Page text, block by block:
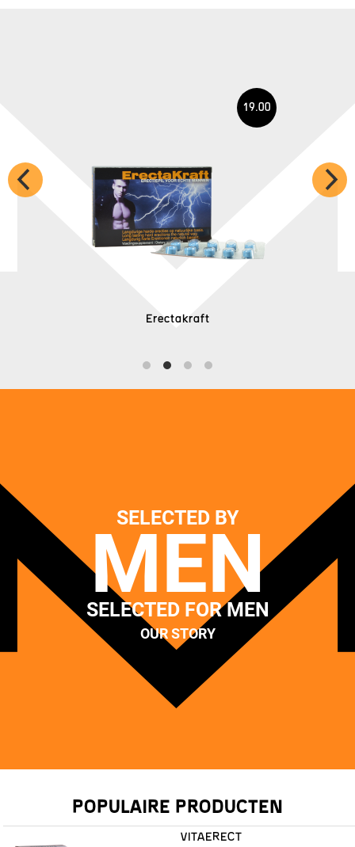
19.00
Erectakraft
SELECTED BY
MEN
SELECTED FOR MEN
OUR STORY
POPULAIRE PRODUCTEN
VITAERECT